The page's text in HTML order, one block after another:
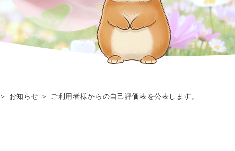
＞ お知らせ ＞ ご利用者様からの自己評価表を公表します。